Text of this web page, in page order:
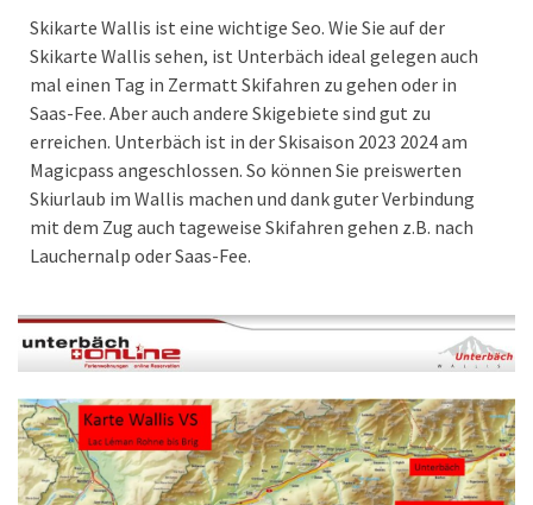
Skikarte Wallis ist eine wichtige Seo. Wie Sie auf der
Skikarte Wallis sehen, ist Unterbäch ideal gelegen auch
mal einen Tag in Zermatt Skifahren zu gehen oder in
Saas-Fee. Aber auch andere Skigebiete sind gut zu
erreichen. Unterbäch ist in der Skisaison 2023 2024 am
Magicpass angeschlossen. So können Sie preiswerten
Skiurlaub im Wallis machen und dank guter Verbindung
mit dem Zug auch tageweise Skifahren gehen z.B. nach
Lauchernalp oder Saas-Fee.